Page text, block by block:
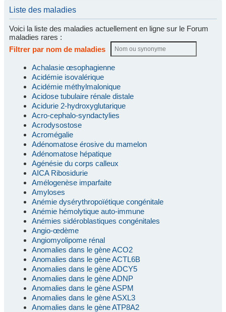
Liste des maladies
Voici la liste des maladies actuellement en ligne sur le Forum
maladies rares :
Filtrer par nom de maladies
Achalasie œsophagienne
Acidémie isovalérique
Acidémie méthylmalonique
Acidose tubulaire rénale distale
Acidurie 2-hydroxyglutarique
Acro-cephalo-syndactylies
Acrodysostose
Acromégalie
Adénomatose érosive du mamelon
Adénomatose hépatique
Agénésie du corps calleux
AICA Ribosidurie
Amélogenèse imparfaite
Amyloses
Anémie dysérythropoïétique congénitale
Anémie hémolytique auto-immune
Anémies sidéroblastiques congénitales
Angio-œdème
Angiomyolipome rénal
Anomalies dans le gène ACO2
Anomalies dans le gène ACTL6B
Anomalies dans le gène ADCY5
Anomalies dans le gène ADNP
Anomalies dans le gène ASPM
Anomalies dans le gène ASXL3
Anomalies dans le gène ATP8A2